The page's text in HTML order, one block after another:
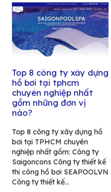
Top 8 công ty xây dựng
hồ bơi tại tphcm
chuyên nghiệp nhất
gồm những đơn vị
nào?
Top 8 công ty xây dựng hồ
bơi tại TPHCM chuyên
nghiệp nhất gồm: Công ty
Saigoncons Công ty thiết kế
thi công hồ bơi SEAPOOLVN
Công ty thiết kế...